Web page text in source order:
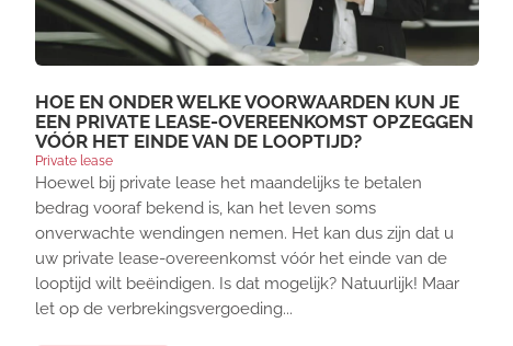
HOE EN ONDER WELKE VOORWAARDEN KUN JE
EEN PRIVATE LEASE-OVEREENKOMST OPZEGGEN
VÓÓR HET EINDE VAN DE LOOPTIJD?
Private lease
Hoewel bij private lease het maandelijks te betalen
bedrag vooraf bekend is, kan het leven soms
onverwachte wendingen nemen. Het kan dus zijn dat u
uw private lease-overeenkomst vóór het einde van de
looptijd wilt beëindigen. Is dat mogelijk? Natuurlijk! Maar
let op de verbrekingsvergoeding...